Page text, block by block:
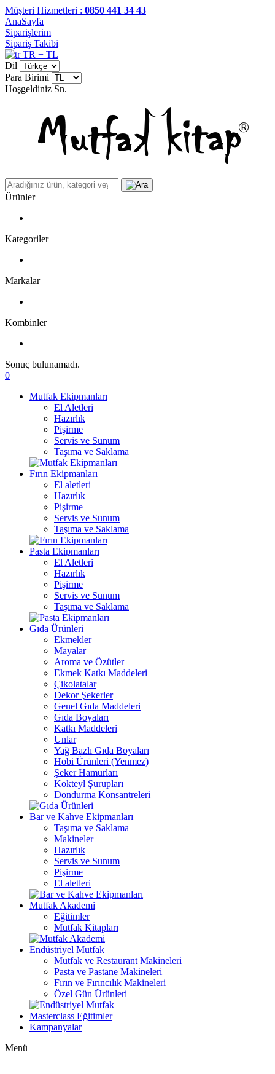
Müşteri Hizmetleri : 0850 441 34 43
AnaSayfa
Siparişlerim
Sipariş Takibi
TR − TL
Dil
Para Birimi
Hoşgeldiniz Sn.
Ürünler
Kategoriler
Markalar
Kombinler
Sonuç bulunamadı.
0
Mutfak Ekipmanları
El Aletleri
Hazırlık
Pişirme
Servis ve Sunum
Taşıma ve Saklama
Fırın Ekipmanları
El aletleri
Hazırlık
Pişirme
Servis ve Sunum
Taşıma ve Saklama
Pasta Ekipmanları
El Aletleri
Hazırlık
Pişirme
Servis ve Sunum
Taşıma ve Saklama
Gıda Ürünleri
Ekmekler
Mayalar
Aroma ve Özütler
Ekmek Katkı Maddeleri
Çikolatalar
Dekor Şekerler
Genel Gıda Maddeleri
Gıda Boyaları
Katkı Maddeleri
Unlar
Yağ Bazlı Gıda Boyaları
Hobi Ürünleri (Yenmez)
Şeker Hamurları
Kokteyl Şurupları
Dondurma Konsantreleri
Bar ve Kahve Ekipmanları
Taşıma ve Saklama
Makineler
Hazırlık
Servis ve Sunum
Pişirme
El aletleri
Mutfak Akademi
Eğitimler
Mutfak Kitapları
Endüstriyel Mutfak
Mutfak ve Restaurant Makineleri
Pasta ve Pastane Makineleri
Fırın ve Fırıncılık Makineleri
Özel Gün Ürünleri
Masterclass Eğitimler
Kampanyalar
Menü